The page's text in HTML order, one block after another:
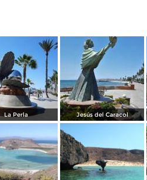
La Perla Jesús del Caracol